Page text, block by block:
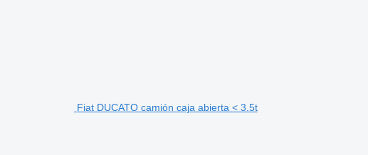
Fiat DUCATO camión caja abierta < 3.5t